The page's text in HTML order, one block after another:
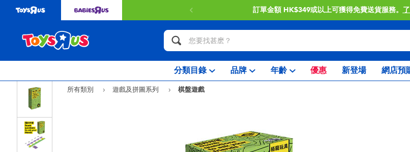
訂單金額 HK$349或以上可獲得免費送貨服務。
分類目錄 品牌 年齡 優惠 新登場 網店預
所有類別 遊戲及拼圖系列
棋盤遊戲